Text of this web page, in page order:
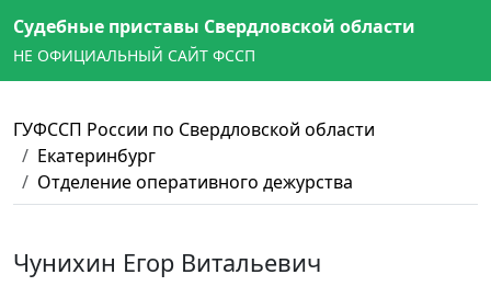
Судебные приставы Свердловской области
НЕ ОФИЦИАЛЬНЫЙ САЙТ ФССП
ГУФССП России по Свердловской области
Екатеринбург
Отделение оперативного дежурства
Чунихин Егор Витальевич